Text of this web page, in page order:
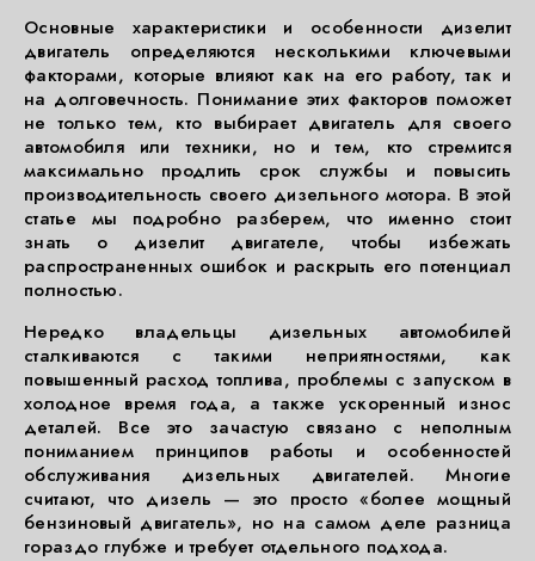
Основные характеристики и особенности дизелит
двигатель определяются несколькими ключевыми
факторами, которые влияют как на его работу, так и
на долговечность. Понимание этих факторов поможет
не только тем, кто выбирает двигатель для своего
автомобиля или техники, но и тем, кто стремится
максимально продлить срок службы и повысить
производительность своего дизельного мотора. В этой
статье мы подробно разберем, что именно стоит
знать о дизелит двигателе, чтобы избежать
распространенных ошибок и раскрыть его потенциал
полностью.
Нередко владельцы дизельных автомобилей
сталкиваются с такими неприятностями, как
повышенный расход топлива, проблемы с запуском в
холодное время года, а также ускоренный износ
деталей. Все это зачастую связано с неполным
пониманием принципов работы и особенностей
обслуживания дизельных двигателей. Многие
считают, что дизель — это просто «более мощный
бензиновый двигатель», но на самом деле разница
гораздо глубже и требует отдельного подхода.